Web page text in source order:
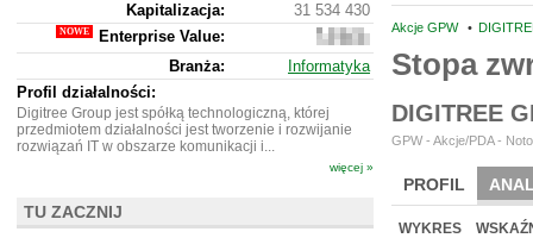
Akcje GPW •
Stopa
DIGITREE
GPW - Akcje/PDA -
PROFIL
BR LAB
WYKRES
Kapitalizacja:
31 534 430
Enterprise Value:
29
436
430
Branża:
Informatyka
Profil działalności:
Digitree Group jest spółką technologiczną, której
przedmiotem działalności jest tworzenie i rozwijanie
rozwiązań IT w obszarze komunikacji i...
więcej »
TU ZACZNIJ